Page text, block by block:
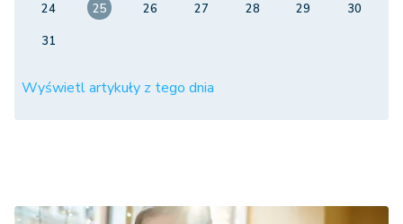
24
25 26 27 28 29
30
31
Wyświetl artykuły z tego dnia